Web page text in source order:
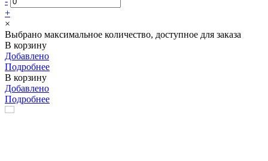
+
×
Выбрано максимальное количество, доступное для заказа
В корзину
Добавлено
Подробнее
В корзину
Добавлено
Подробнее